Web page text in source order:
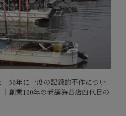
50年に一度の記録的不作につい
創業100年の老舗海苔店四代目の